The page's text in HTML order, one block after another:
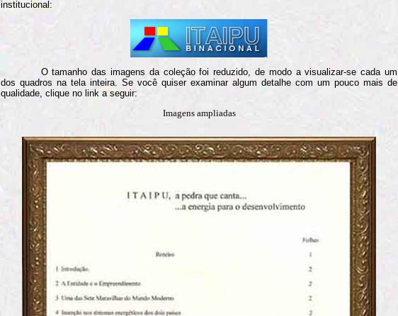
institucional:
O tamanho das imagens da coleção foi reduzido, de modo a visualizar-se cada um
dos quadros na tela inteira. Se você quiser examinar algum detalhe com um pouco mais de
qualidade, clique no link a seguir:
Imagens ampliadas